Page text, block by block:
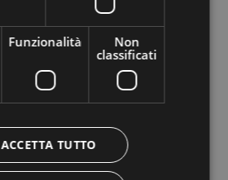
Funzionalità
Non
classificati
ACCETTA TUTTO